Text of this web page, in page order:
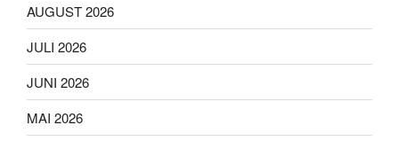
AUGUST 2026
JULI 2026
JUNI 2026
MAI 2026